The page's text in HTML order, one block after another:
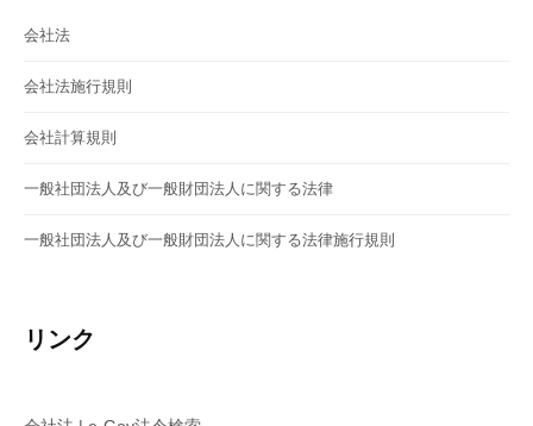
会社法
会社法施行規則
会社計算規則
一般社団法人及び一般財団法人に関する法律
一般社団法人及び一般財団法人に関する法律施行規則
リンク